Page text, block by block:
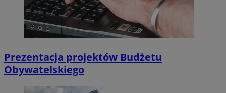
Prezentacja projektów Budżetu
Obywatelskiego